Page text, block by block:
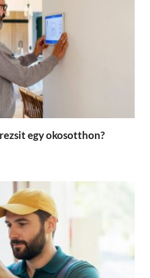
egy okosotthon?